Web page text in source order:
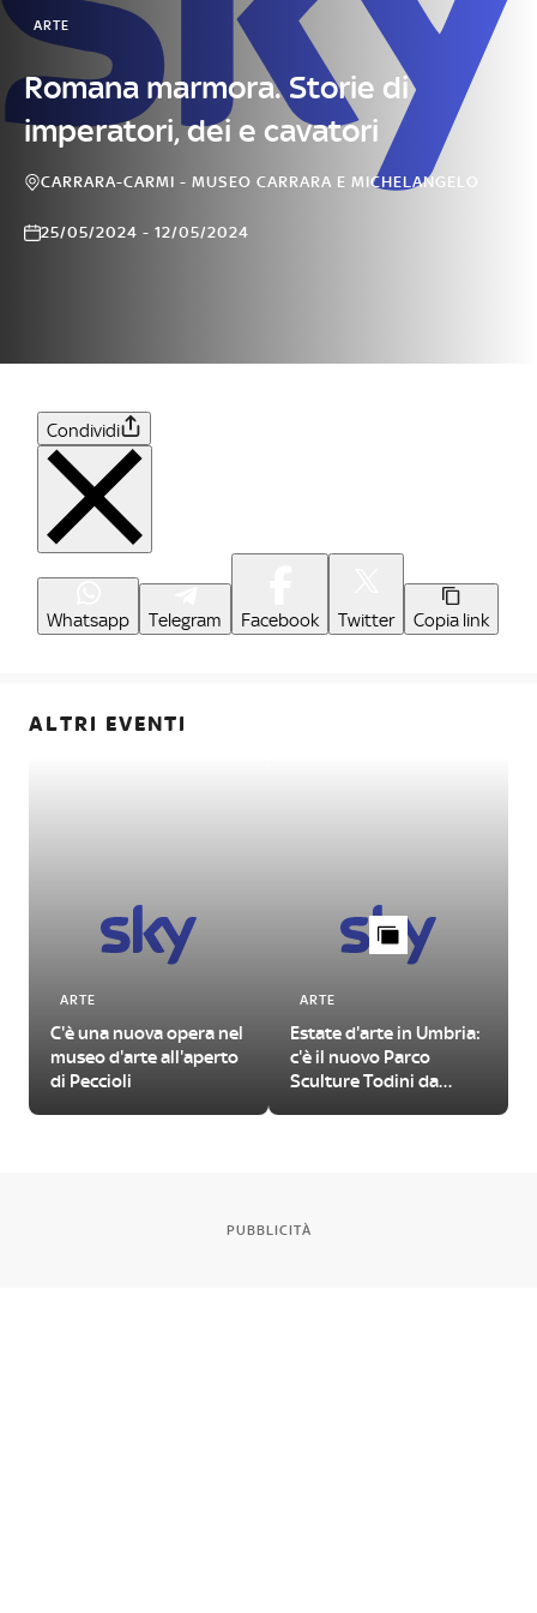
ARTE
Romana marmora. Storie di
imperatori, dei e cavatori
CARRARA-CARMI - MUSEO CARRARA E MICHELANGELO
25/05/2024 - 12/05/2024
Condividi
Whatsapp Telegram Facebook Twitter Copia link
ALTRI EVENTI
ARTE
C'è una nuova opera nel
museo d'arte all'aperto
di Peccioli
ARTE
Estate d'arte in Umbria:
c'è il nuovo Parco
Sculture Todini da
PUBBLICITÀ